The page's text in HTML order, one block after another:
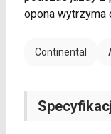
opona wytrzyma
Continental